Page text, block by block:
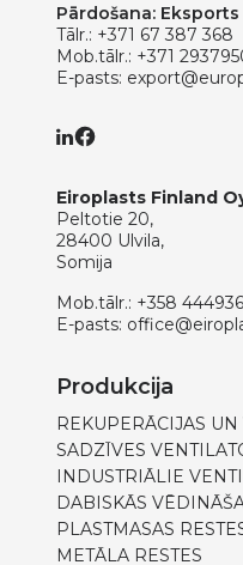
Pārdošana: Eksports
Tālr.: +371 67 387 368
Mob.tālr.: +371
E-pasts:
Eiroplasts Finland
Peltotie 20,
28400 Ulvila,
Somija
Mob.tālr.: +358
E-pasts:
Produkcija
REKUPERĀCIJAS
SADZĪVES
INDUSTRIĀLIE
DABISKĀS
PLASTMASAS
METĀLA RESTES